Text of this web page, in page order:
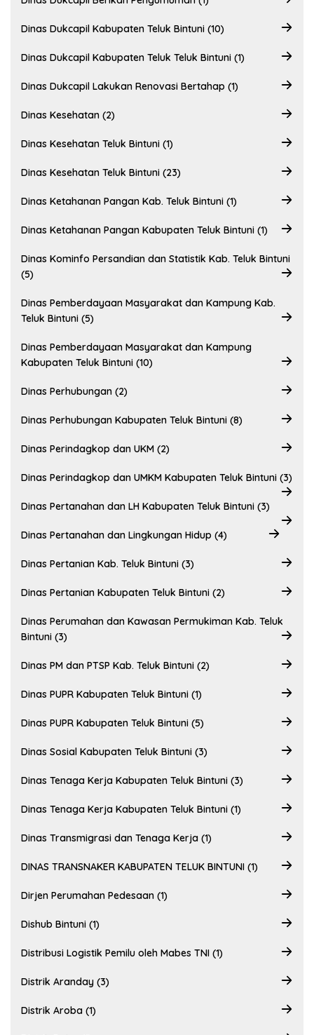
Dinas Dukcapil Kabupaten Teluk Bintuni (10)
Dinas Dukcapil Kabupaten Teluk Teluk Bintuni (1)
Dinas Dukcapil Lakukan Renovasi Bertahap (1)
Dinas Kesehatan (2)
Dinas Kesehatan Teluk Bintuni (1)
Dinas Kesehatan Teluk Bintuni (23)
Dinas Ketahanan Pangan Kab. Teluk Bintuni (1)
Dinas Ketahanan Pangan Kabupaten Teluk Bintuni (1)
Dinas Kominfo Persandian dan Statistik Kab. Teluk Bintuni
(5)
Dinas Pemberdayaan Masyarakat dan Kampung Kab.
Teluk Bintuni (5)
Dinas Pemberdayaan Masyarakat dan Kampung
Kabupaten Teluk Bintuni (10)
Dinas Perhubungan (2)
Dinas Perhubungan Kabupaten Teluk Bintuni (8)
Dinas Perindagkop dan UKM (2)
Dinas Perindagkop dan UMKM Kabupaten Teluk Bintuni (3)
Dinas Pertanahan dan LH Kabupaten Teluk Bintuni (3)
Dinas Pertanahan dan Lingkungan Hidup (4)
Dinas Pertanian Kab. Teluk Bintuni (3)
Dinas Pertanian Kabupaten Teluk Bintuni (2)
Dinas Perumahan dan Kawasan Permukiman Kab. Teluk
Bintuni (3)
Dinas PM dan PTSP Kab. Teluk Bintuni (2)
Dinas PUPR Kabupaten Teluk Bintuni (1)
Dinas PUPR Kabupaten Teluk Bintuni (5)
Dinas Sosial Kabupaten Teluk Bintuni (3)
Dinas Tenaga Kerja Kabupaten Teluk Bintuni (3)
Dinas Tenaga Kerja Kabupaten Teluk Bintuni (1)
Dinas Transmigrasi dan Tenaga Kerja (1)
DINAS TRANSNAKER KABUPATEN TELUK BINTUNI (1)
Dirjen Perumahan Pedesaan (1)
Dishub Bintuni (1)
Distribusi Logistik Pemilu oleh Mabes TNI (1)
Distrik Aranday (3)
Distrik Aroba (1)